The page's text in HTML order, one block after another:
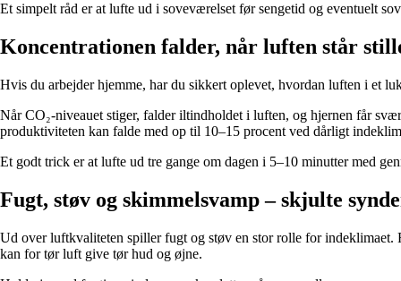
Et simpelt råd er at lufte ud i soveværelset før sengetid og eventuelt
Koncentrationen falder, når luften står
Hvis du arbejder hjemme, har du sikkert oplevet, hvordan luften i et
Når CO₂-niveauet stiger, falder iltindholdet i luften, og hjernen får
produktiviteten kan falde med op til 10–15 procent ved dårligt
Et godt trick er at lufte ud tre gange om dagen i 5–10 minutter med
Fugt, støv og skimmelsvamp – skjulte
Ud over luftkvaliteten spiller fugt og støv en stor rolle for
kan for tør luft give tør hud og øjne.